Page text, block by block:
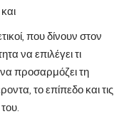
που δίνουν στον
να επιλέγει τι
να προσαρμόζει τη
το επίπεδο και τις